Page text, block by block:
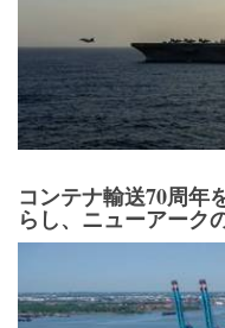
コンテナ輸送70周年
らし、ニューアーク